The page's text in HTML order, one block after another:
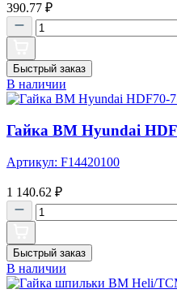
390.77 ₽
Быстрый заказ
В наличии
Гайка ВМ Hyundai
Артикул: F14420100
1 140.62 ₽
Быстрый заказ
В наличии